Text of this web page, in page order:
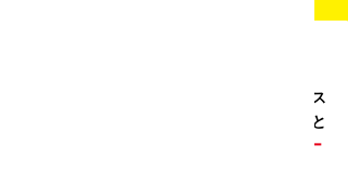
。ガソリンス
タンドや整備工場の既存インフラを活用すること
リー